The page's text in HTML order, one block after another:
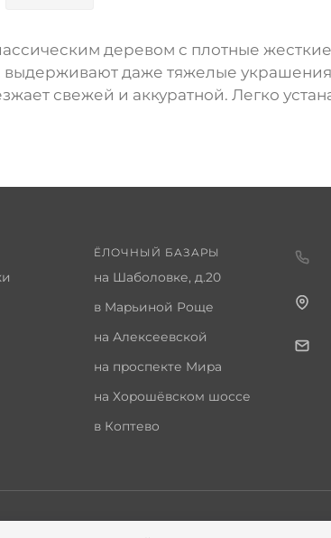
деревом с плотные
даже тяжелые
свежей и аккуратной. Легко
ЁЛОЧНЫЙ БАЗАРЫ
на Шаболовке, д.20
в Марьиной Роще
на Алексеевской
на проспекте Мира
на Хорошёвском шоссе
в Коптево